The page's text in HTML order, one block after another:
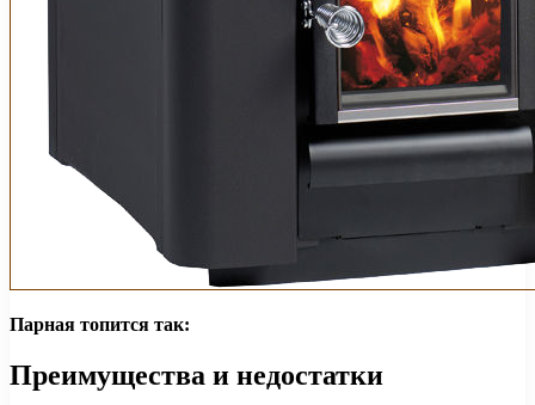
Парная топится так:
Преимущества и недостатки